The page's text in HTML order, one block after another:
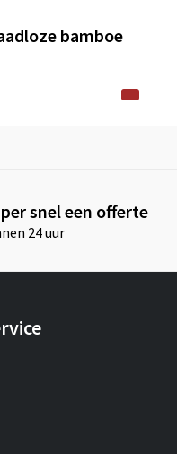
bamboe
snel een offerte
24 uur